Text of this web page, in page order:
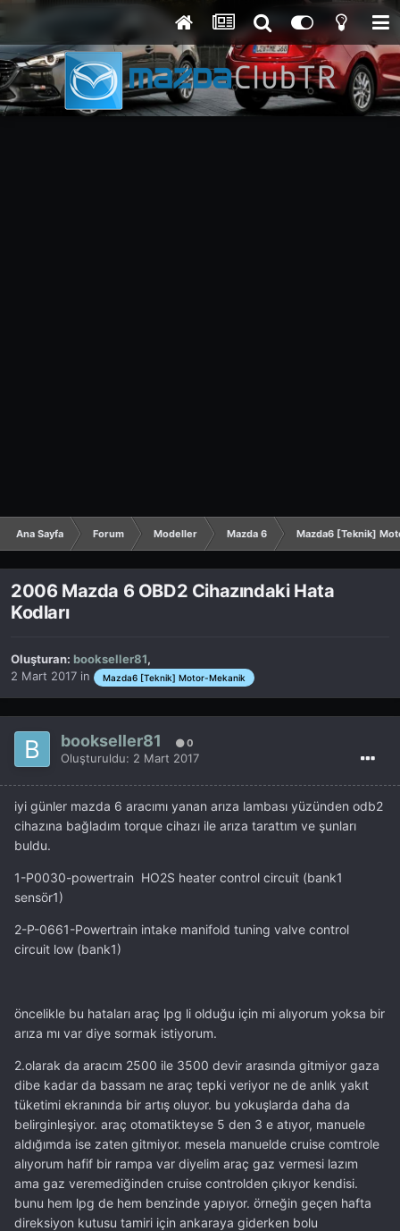
Ana Sayfa Forum Modeller Mazda 6 Mazda6 [Teknik]
2006 Mazda 6 OBD2 Cihazındaki Hata
Kodları
Oluşturan: bookseller81,
2 Mart 2017 in Mazda6 [Teknik] Motor-Mekanik
bookseller81 0
Oluşturuldu: 2 Mart 2017
iyi günler mazda 6 aracımı yanan arıza lambası yüzünden odb2
cihazına bağladım torque cihazı ile arıza tarattım ve şunları
buldu.
1-P0030-powertrain HO2S heater control circuit (bank1
sensör1)
2-P-0661-Powertrain intake manifold tuning valve control
circuit low (bank1)
öncelikle bu hataları araç lpg li olduğu için mi alıyorum yoksa bir
arıza mı var diye sormak istiyorum.
2.olarak da aracım 2500 ile 3500 devir arasında gitmiyor gaza
dibe kadar da bassam ne araç tepki veriyor ne de anlık yakıt
tüketimi ekranında bir artış oluyor. bu yokuşlarda daha da
belirginleşiyor. araç otomatikteyse 5 den 3 e atıyor, manuele
aldığımda ise zaten gitmiyor. mesela manuelde cruise comtrole
alıyorum hafif bir rampa var diyelim araç gaz vermesi lazım
ama gaz veremediğinden cruise controlden çıkıyor kendisi.
bunu hem lpg de hem benzinde yapıyor. örneğin geçen hafta
direksiyon kutusu tamiri için ankaraya giderken bolu